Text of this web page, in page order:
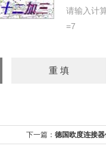
请输入计
=7
下一篇： 德国欧度连接